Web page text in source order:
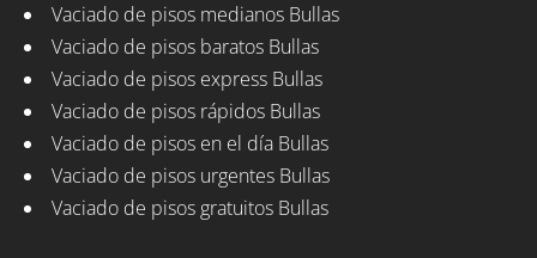
Vaciado de pisos medianos Bullas
Vaciado de pisos baratos Bullas
Vaciado de pisos express Bullas
Vaciado de pisos rápidos Bullas
Vaciado de pisos en el día Bullas
Vaciado de pisos urgentes Bullas
Vaciado de pisos gratuitos Bullas